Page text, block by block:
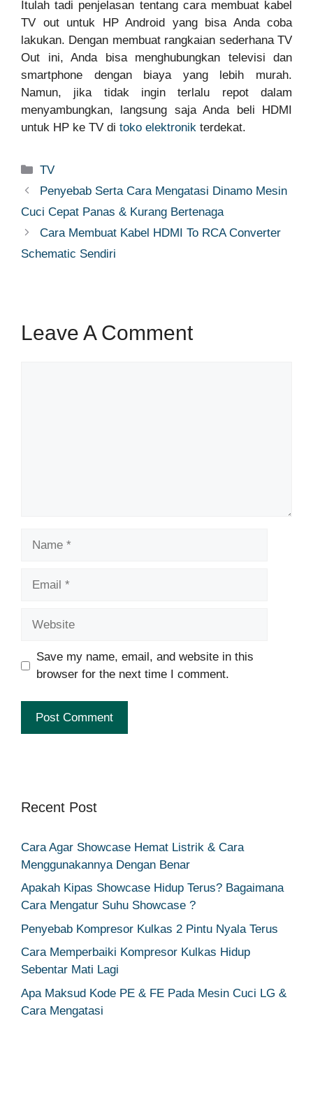
Itulah tadi penjelasan tentang cara membuat kabel
TV out untuk HP Android yang bisa Anda coba
lakukan. Dengan membuat rangkaian sederhana TV
Out ini, Anda bisa menghubungkan televisi dan
smartphone dengan biaya yang lebih murah.
Namun, jika tidak ingin terlalu repot dalam
menyambungkan, langsung saja Anda beli HDMI
untuk HP ke TV di toko elektronik terdekat.
Categories
TV
Penyebab Serta Cara Mengatasi Dinamo Mesin
Cuci Cepat Panas & Kurang Bertenaga
Cara Membuat Kabel HDMI To RCA Converter
Schematic Sendiri
Leave A Comment
Save my name, email, and website in this
browser for the next time I comment.
Recent Post
Cara Agar Showcase Hemat Listrik & Cara
Menggunakannya Dengan Benar
Apakah Kipas Showcase Hidup Terus? Bagaimana
Cara Mengatur Suhu Showcase ?
Penyebab Kompresor Kulkas 2 Pintu Nyala Terus
Cara Memperbaiki Kompresor Kulkas Hidup
Sebentar Mati Lagi
Apa Maksud Kode PE & FE Pada Mesin Cuci LG &
Cara Mengatasi